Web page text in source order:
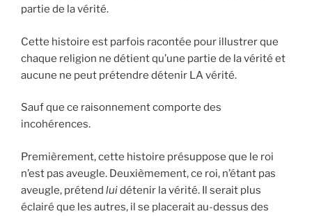
partie de la vérité.
Cette histoire est parfois racontée pour illustrer que
chaque religion ne détient qu’une partie de la vérité et
aucune ne peut prétendre détenir LA vérité.
Sauf que ce raisonnement comporte des
incohérences.
Premièrement, cette histoire présuppose que le roi
n’est pas aveugle. Deuxièmement, ce roi, n’étant pas
aveugle, prétend luidétenir la vérité. Il serait plus
éclairé que les autres, il se placerait au-dessus des